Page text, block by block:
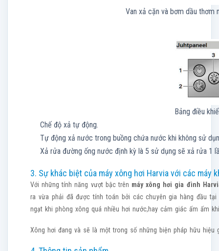
Van xả cặn và bơm dầu thơm
Bảng điều
Chế độ xả tự động.
Tự động xả nước trong buồng chứa nước khi không sử
Xả rửa đường ống nước định kỳ là 5 sử dụng sẽ xả rửa 1
3. Sự khác biệt của máy xông hơi Harvia với các máy
Với những tính năng vượt bậc trên máy xông hơi gia đình
ra vừa phải đã được tính toán bởi các chuyên gia hàng đầu
ngạt khi phòng xông quá nhiều hơi nước,hay cảm giác ấm ấm
Xông hơi đang và sẽ là một trong số những biện pháp hữu hiệu